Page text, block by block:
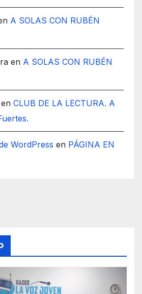
A SOLAS CON RUBÉN
en A SOLAS CON RUBÉN
en CLUB DE LA LECTURA. A
WordPress en PÁGINA EN